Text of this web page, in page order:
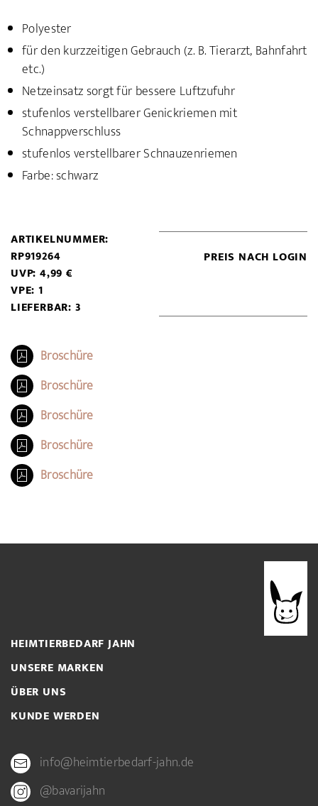
Polyester
für den kurzzeitigen Gebrauch (z. B. Tierarzt, Bahnfahrt
etc.)
Netzeinsatz sorgt für bessere Luftzufuhr
stufenlos verstellbarer Genickriemen mit
Schnappverschluss
stufenlos verstellbarer Schnauzenriemen
Farbe: schwarz
ARTIKELNUMMER:
RP919264
UVP: 4,99 €
VPE: 1
LIEFERBAR: 3
PREIS NACH LOGIN
Broschüre
Broschüre
Broschüre
Broschüre
Broschüre
HEIMTIERBEDARF JAHN
UNSERE MARKEN
ÜBER UNS
KUNDE WERDEN
info@heimtierbedarf-jahn.de
@bavarijahn